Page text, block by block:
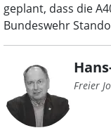
geplant, dass die
Bundeswehr
Freier